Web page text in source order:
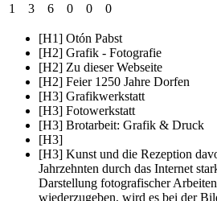
1
3 6 0 0 0
[H1] Otón Pabst
[H2] Grafik - Fotografie
[H2] Zu dieser Webseite
[H2] Feier 1250 Jahre Dorfen
[H3] Grafikwerkstatt
[H3] Fotowerkstatt
[H3] Brotarbeit: Grafik & Druck
[H3]
[H3] Kunst und die Rezeption
Jahrzehnten durch das Internet
Darstellung fotografischer
wiederzugeben, wird es bei der